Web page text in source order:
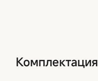
Комплектация